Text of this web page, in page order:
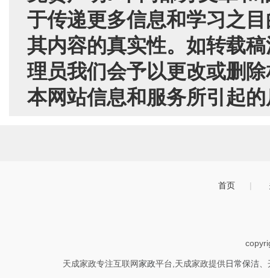
于传递更多信息和学习之
其内容的真实性。如转载
理员我们会予以更改或删
本网站信息和服务所引起
首页 |
天成家政专注互联网家政平台,天成家政提供日常保洁、